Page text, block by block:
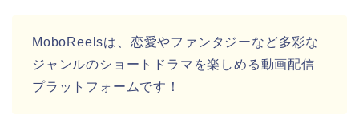
MoboReelsは
、恋愛やファンタジーなど多彩な
ジャンルのショートドラマを楽しめる動画配信
プラットフォームです！